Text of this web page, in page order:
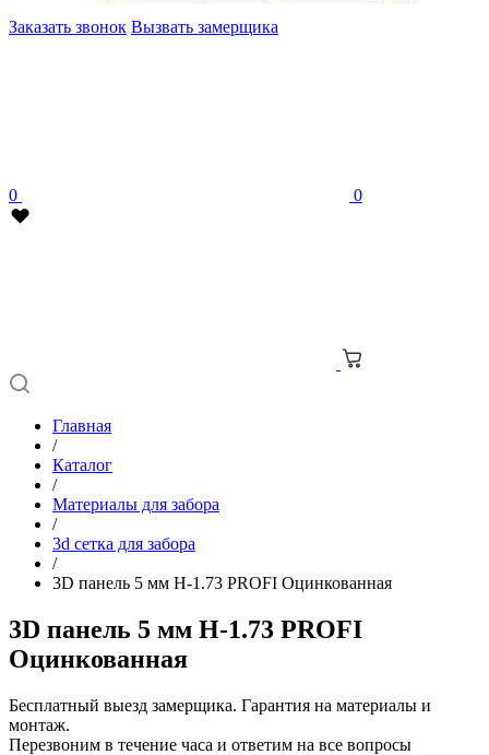
Заказать звонок Вызвать замерщика
0 0
Главная
/
Каталог
/
Материалы для забора
/
3d сетка для забора
/
3D панель 5 мм Н-1.73 PROFI Оцинкованная
3D панель 5 мм Н-1.73 PROFI
Оцинкованная
Бесплатный выезд замерщика. Гарантия на материалы и
монтаж.
Перезвоним в течение часа и ответим на все вопросы